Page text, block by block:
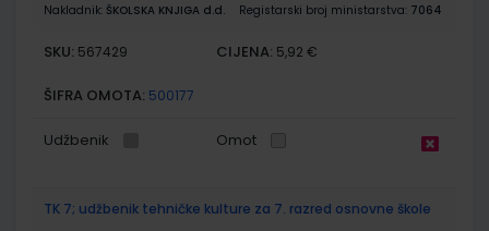
Nakladnik: ŠKOLSKA KNJIGA d.d. Registarski broj ministarstva: 7064
SKU: 567429 CIJENA: 5,92 €
ŠIFRA OMOTA: 500177
Udžbenik Omot
TK 7; udžbenik tehničke kulture za 7. razred osnovne škole